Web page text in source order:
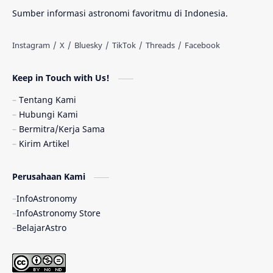
Quasar
TanyaAstro
Enseladus Gelombang Gravitasi
Indonesia Kerdil Putih
Olimpiade Sains Nasional
Sumber informasi astronomi favoritmu di Indonesia.
Keep in Touch with Us!
Tentang Kami
Hubungi Kami
Bermitra/Kerja Sama
Kirim Artikel
Perusahaan Kami
InfoAstronomy
InfoAstronomy Store
BelajarAstro